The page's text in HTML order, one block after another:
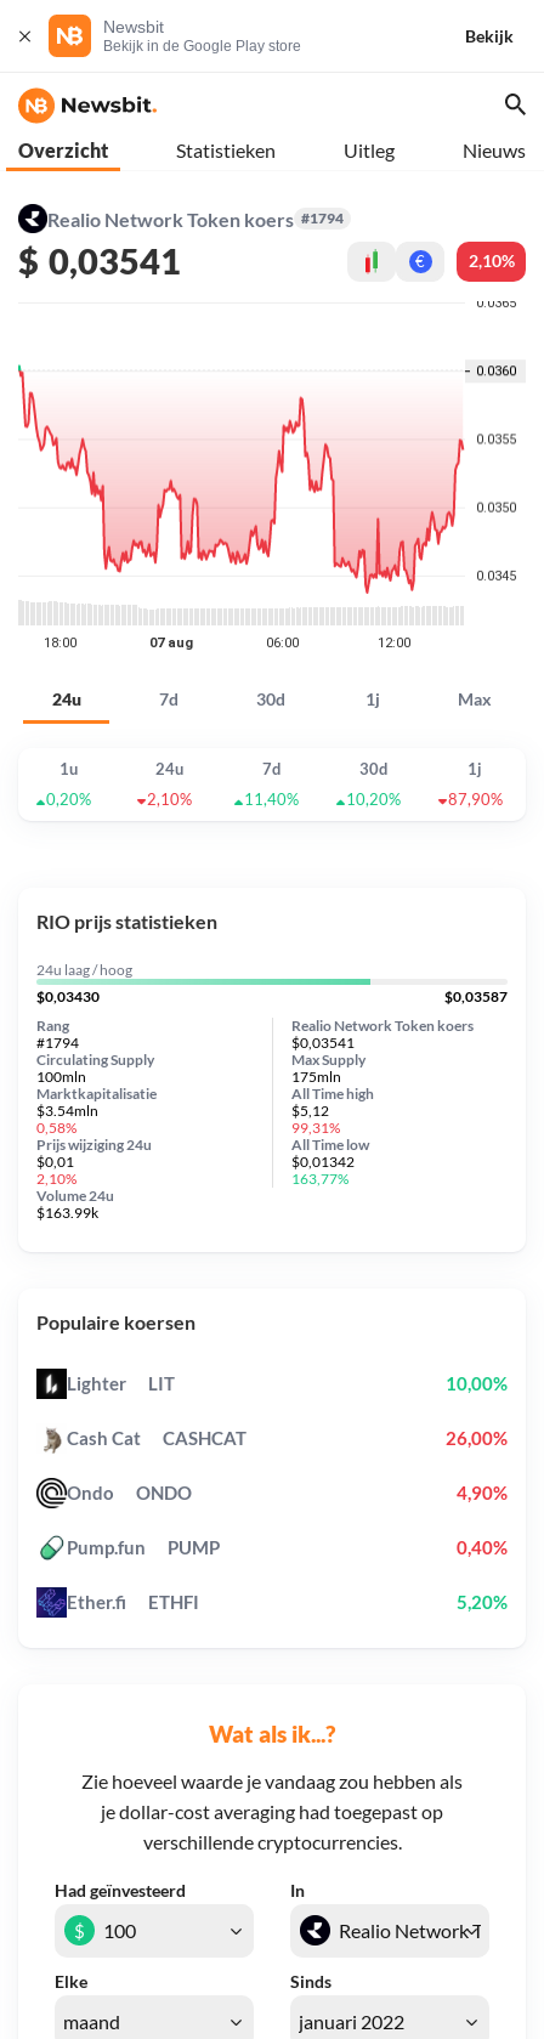
Newsbit
Bekijk in de Google Play store
Bekijk
Overzicht Statistieken Uitleg Nieuws
Realio Network Token koers #1794
$ 0,03541 € 2,10%
24u 7d 30d 1j Max
1u 24u 7d 30d
1j
0,20%
2,10% 11,40% 10,20% 87,90%
Wat als ik...?
Zie hoeveel waarde je vandaag zou hebben als
je dollar-cost averaging had toegepast op
verschillende cryptocurrencies.
Had geïnvesteerd In
Elke Sinds
$
RIO prijs statistieken
24u laag / hoog
$0,03430
$0,03587
Realio Network Token koers
$0,03541
Circulating Supply
100mln
Prijs wijziging 24u
$0,01
2,10%
Max Supply
175mln
Marktkapitalisatie
$3.54mln
0,58%
Volume 24u
$163.99k
Rang
#1794
All Timehigh
$5,12
99,31%
All Time low
$0,01342
163,77%
Populaire koersen
Lighter LIT 10,00%
Cash Cat CASHCAT 26,00%
Ondo ONDO 4,90%
Pump.fun PUMP 0,40%
Ether.fi ETHFI 5,20%